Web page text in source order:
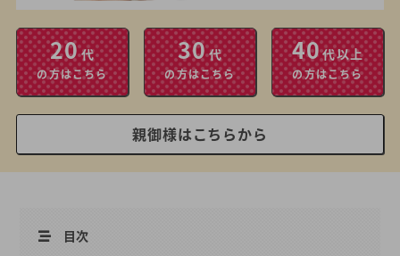
20代
の方はこちら
30代
の方はこちら
40代以上
の方はこちら
親御様はこちらから
目次